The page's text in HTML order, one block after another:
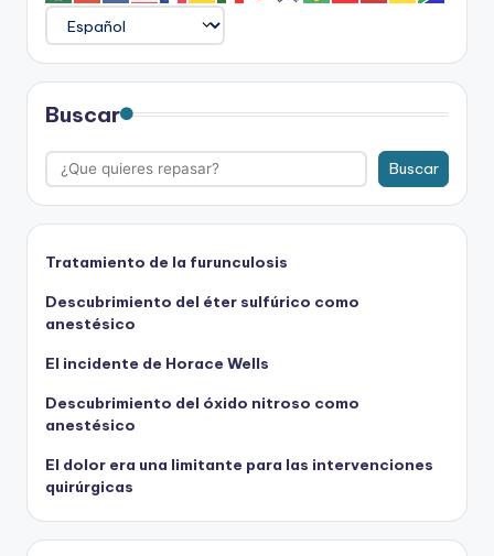
Buscar
Buscar
Tratamiento de la furunculosis
Descubrimiento del éter sulfúrico como
anestésico
El incidente de Horace Wells
Descubrimiento del óxido nitroso como
anestésico
El dolor era una limitante para las intervenciones
quirúrgicas